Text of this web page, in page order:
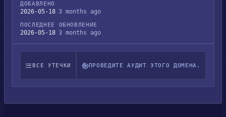
ДОБАВЛЕНО
2026-05-18 3 months ago
ПОСЛЕДНЕЕ ОБНОВЛЕНИЕ
2026-05-18 3 months ago
ВСЕ УТЕЧКИ ПРОВЕДИТЕ АУДИТ ЭТОГО ДОМЕНА.